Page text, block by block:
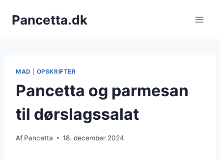
Pancetta.dk
MAD OPSKRIFTER
Pancetta og parmesan
til dørslagssalat
Af Pancetta 18. december 2024